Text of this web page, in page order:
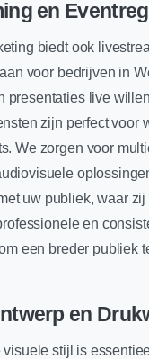
en
biedt ook
voor bedrijven in
presentaties live
zijn perfect voor
We zorgen voor
uw publiek, waar
en
een breder publiek
en
visuele stijl is